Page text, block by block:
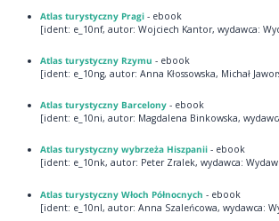
Atlas turystyczny Pragi - ebook
[ident: e_10nf, autor: Wojciech Kantor, wydawca:
Atlas turystyczny Rzymu - ebook
[ident: e_10ng, autor: Anna Kłossowska, Michał
Atlas turystyczny Barcelony- ebook
[ident: e_10ni, autor: Magdalena Binkowska,
Atlas turystyczny wybrzeża Hiszpanii- ebook
[ident: e_10nk, autor: Peter Zralek, wydawca:
Atlas turystyczny Włoch Północnych - ebook
[ident: e_10nl, autor: Anna Szaleńcowa, wydawca: